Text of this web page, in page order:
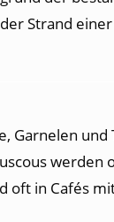
Strand
Garnelen und
werden
oft in Cafés